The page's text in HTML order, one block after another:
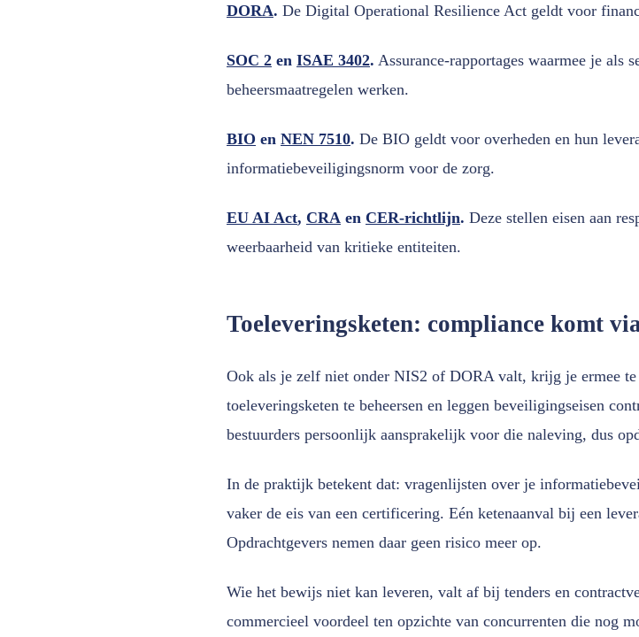
DORA. De Digital Operational Resilience Act geldt voor
SOC 2 en ISAE 3402. Assurance-rapportages waarmee je als
beheersmaatregelen werken.
BIO en NEN 7510. De BIO geldt voor overheden en hun
informatiebeveiligingsnorm voor de zorg.
EU AI Act, CRA en CER-richtlijn. Deze stellen eisen aan
weerbaarheid van kritieke entiteiten.
Toeleveringsketen: compliance komt
Ook als je zelf niet onder NIS2 of DORA valt, krijg je ermee
toeleveringsketen te beheersen en leggen beveiligingseisen
bestuurders persoonlijk aansprakelijk voor die naleving, dus
In de praktijk betekent dat: vragenlijsten over je
vaker de eis van een certificering. Eén ketenaanval bij een
Opdrachtgevers nemen daar geen risico meer op.
Wie het bewijs niet kan leveren, valt af bij tenders en
commercieel voordeel ten opzichte van concurrenten die nog